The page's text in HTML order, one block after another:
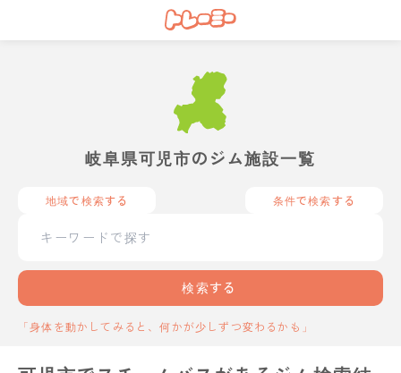
岐阜県可児市のジム施設一覧
地域で検索する 条件で検索する
検索する
「身体を動かしてみると、何かが少しずつ変わるかも」